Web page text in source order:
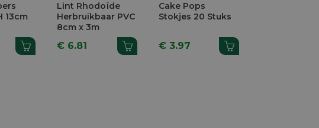
Cake Pops
Stokjes 20 Stuks
€ 3.97
Gereedschap
Suikerpasta 8
€ 10.49
Suikerpasta 5
€ 15.22